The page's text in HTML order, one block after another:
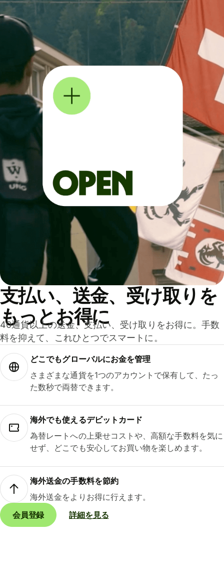
支払い、送金、受け取りを
もっとお得に
40通貨以上の送金、支払い、受け取りをお得に。手数
料を抑えて、これひとつでスマートに。
どこでもグ⁠ロ⁠ー⁠バ⁠ルにお金を管理
さまざまな通貨を1つのアカウントで保有して、たっ
た数秒で両替できます。
海外でも使えるデビットカード
為替レートへの上乗せコストや、高額な手数料を気に
せず、どこでも安心してお買い物を楽しめます。
海外送金の手数料を節約
海外送金をよりお得に行えます。
会員登録
詳細を見る